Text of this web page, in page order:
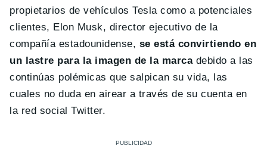
propietarios de vehículos Tesla como a potenciales
clientes, Elon Musk, director ejecutivo de la
compañía estadounidense, se está convirtiendo en
un lastre para la imagen de la marcadebido a las
continúas polémicas que salpican su vida, las
cuales no duda en airear a través de su cuenta en
la red social Twitter.